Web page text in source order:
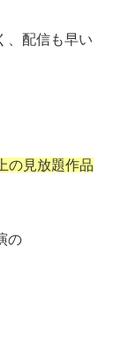
、配信も早い
の見放題作品
の